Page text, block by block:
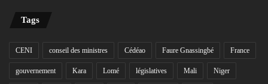
Tags
CENI conseil des ministres Cédéao Faure Gnassingbé France
gouvernement Kara Lomé législatives Mali Niger